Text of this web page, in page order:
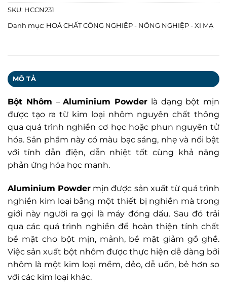
SKU: HCCN231
Danh mục: HOÁ CHẤT CÔNG NGHIỆP - NÔNG NGHIỆP - XI MẠ
MÔ TẢ
Bột Nhôm –Aluminium Powder là dạng bột mịn
được tạo ra từ kim loại nhôm nguyên chất thông
qua quá trình nghiền cơ học hoặc phun nguyên tử
hóa. Sản phẩm này có màu bạc sáng, nhẹ và nổi bật
với tính dẫn điện, dẫn nhiệt tốt cùng khả năng
phản ứng hóa học mạnh.
Aluminium Powder mịn được sản xuất từ quá trình
nghiền kim loại bằng một thiết bị nghiền mà trong
giới này người ra gọi là máy đóng dấu. Sau đó trải
qua các quá trình nghiền để hoàn thiện tính chất
bề mặt cho bột mịn, mảnh, bề mặt giảm gồ ghề.
Việc sản xuất bột nhôm được thực hiện dễ dàng bởi
nhôm là một kim loại mềm, dẻo, dễ uốn, bẻ hơn so
với các kim loại khác.